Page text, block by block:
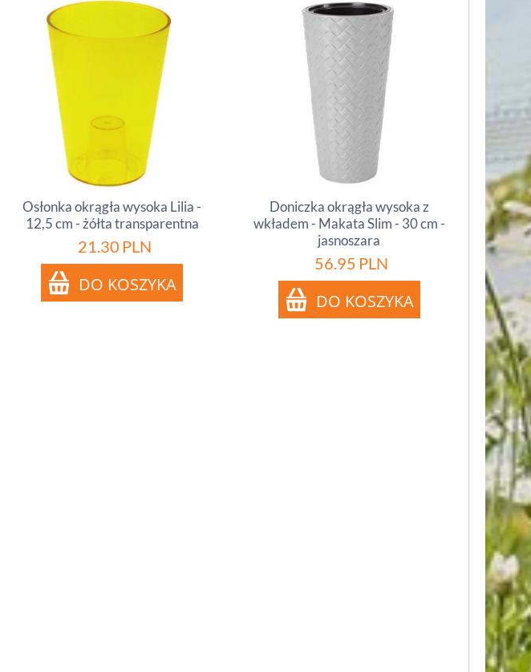
Osłonka okrągła wysoka Lilia -
12,5 cm - żółta transparentna
21.30 PLN
Doniczka okrągła wysoka z
wkładem - Makata Slim - 30 cm -
jasnoszara
56.95 PLN